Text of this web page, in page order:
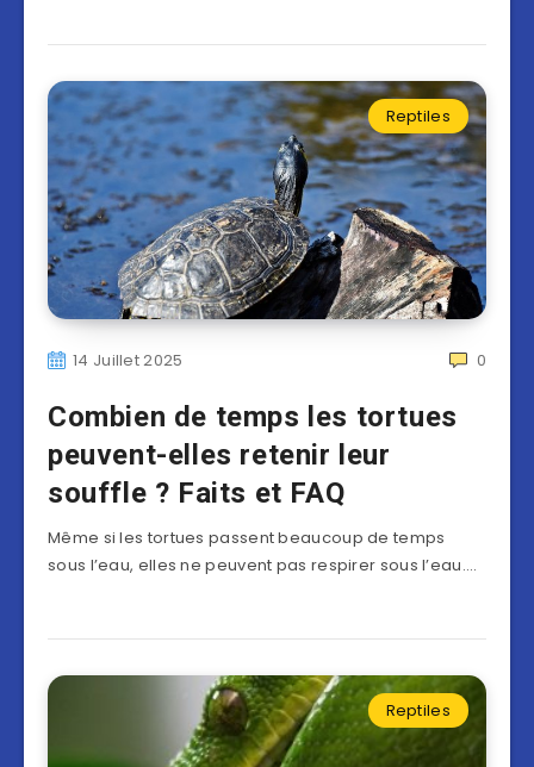
Reptiles
14 Juillet 2025 0
Combien de temps les tortues
peuvent-elles retenir leur
souffle ? Faits et FAQ
Même si les tortues passent beaucoup de temps
sous l’eau, elles ne peuvent pas respirer sous l’eau….
Reptiles